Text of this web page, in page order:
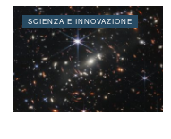
SCIENZA E INNOVAZIONE